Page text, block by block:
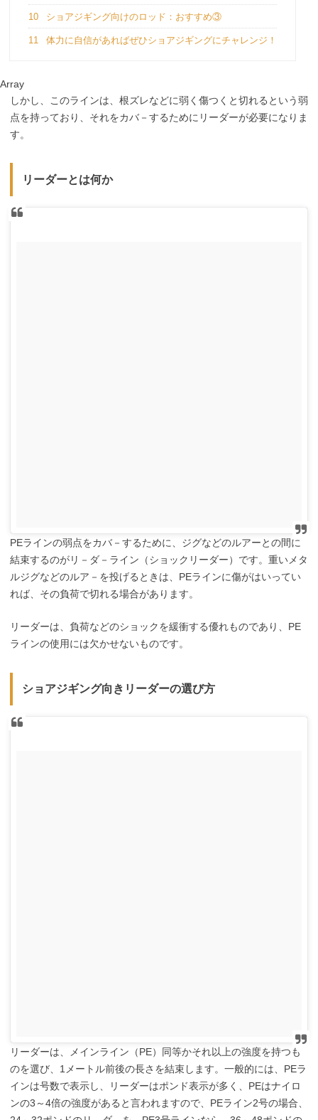
10 ショアジギング向けのロッド：おすすめ③
11 体力に自信があればぜひショアジギングにチャレンジ！
Array
しかし、このラインは、根ズレなどに弱く傷つくと切れるという弱
点を持っており、それをカバ－するためにリーダーが必要になりま
す。
リーダーとは何か
PEラインの弱点をカバ－するために、ジグなどのルアーとの間に
結束するのがリ－ダ－ライン（ショックリーダー）です。重いメタ
ルジグなどのルア－を投げるときは、PEラインに傷がはいってい
れば、その負荷で切れる場合があります。
リーダーは、負荷などのショックを緩衝する優れものであり、PE
ラインの使用には欠かせないものです。
ショアジギング向きリーダーの選び方
リーダーは、メインライン（PE）同等かそれ以上の強度を持つも
のを選び、1メートル前後の長さを結束します。一般的には、PEラ
インは号数で表示し、リーダーはポンド表示が多く、PEはナイロ
ンの3～4倍の強度があると言われますので、PEライン2号の場合、